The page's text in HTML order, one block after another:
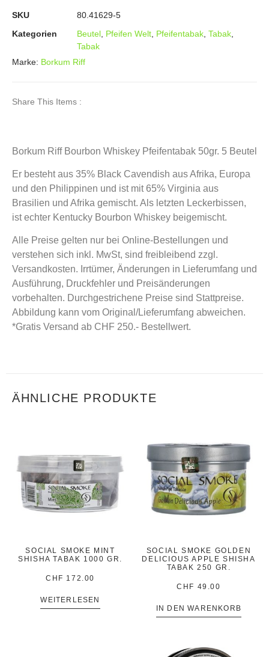
SKU
80.41629-5
Kategorien
Beutel Pfeifen Welt Pfeifentabak Tabak
Tabak
Marke: Borkum Riff
Share This Items :
Borkum Riff Bourbon Whiskey Pfeifentabak 50gr. 5 Beutel
Er besteht aus 35% Black Cavendish aus Afrika, Europa
und den Philippinen und ist mit 65% Virginia aus
Brasilien und Afrika gemischt. Als letzten Leckerbissen,
ist echter Kentucky Bourbon Whiskey beigemischt.
Alle Preise gelten nur bei Online-Bestellungen und
verstehen sich inkl. MwSt, sind freibleibend zzgl.
Versandkosten. Irrtümer, Änderungen in Lieferumfang und
Ausführung, Druckfehler und Preisänderungen
vorbehalten. Durchgestrichene Preise sind Stattpreise.
Abbildung kann vom Original/Lieferumfang abweichen.
*Gratis Versand ab CHF 250.- Bestellwert.
ÄHNLICHE PRODUKTE
SOCIAL SMOKE MINT
SHISHA TABAK 1000 GR.
CHF 172.00
WEITERLESEN
SOCIAL SMOKE GOLDEN
DELICIOUS APPLE SHISHA
TABAK 250 GR.
CHF 49.00
IN DEN WARENKORB